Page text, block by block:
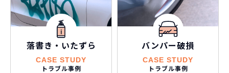
落書き・いたずら
CASE STUDY
トラブル事例
バンパー破損
CASE STUDY
トラブル事例